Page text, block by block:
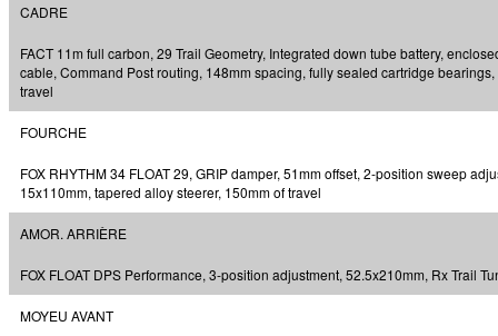
CADRE
FACT 11m full carbon, 29 Trail Geometry, Integrated down tube battery,
cable, Command Post routing, 148mm spacing, fully sealed cartridge
travel
FOURCHE
FOX RHYTHM 34 FLOAT 29, GRIP damper, 51mm offset, 2-position sweep
15x110mm, tapered alloy steerer, 150mm of travel
AMOR. ARRIÈRE
FOX FLOAT DPS Performance, 3-position adjustment, 52.5x210mm, Rx Trail
MOYEU AVANT